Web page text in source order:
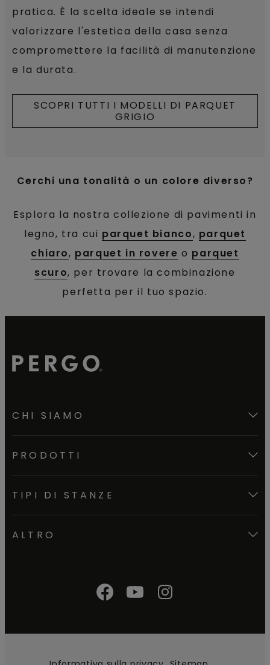
pratica. È la scelta ideale se intendi
valorizzare l'estetica della casa senza
compromettere la facilità di manutenzione
e la durata.
SCOPRI TUTTI I MODELLI DI PARQUET
GRIGIO
Cerchi una tonalità o un colore diverso?
Esplora la nostra collezione di pavimenti in
legno, tra cui parquet bianco, parquet
chiaro, parquet in rovere o parquet
scuro, per trovare la combinazione
perfetta per il tuo spazio.
CHI SIAMO
PRODOTTI
TIPI DI STANZE
ALTRO